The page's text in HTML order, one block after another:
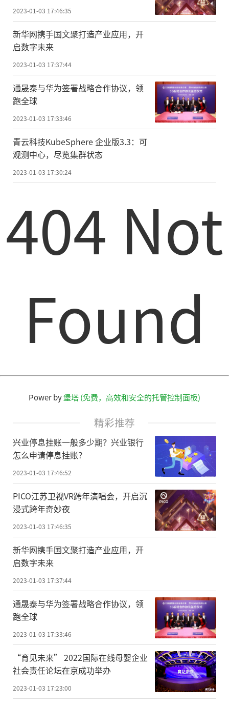
2023-01-03 17:46:35
新华网携手国文聚打造产业应用，开
启数字未来
2023-01-03 17:37:44
通晟泰与华为签署战略合作协议，领
跑全球
2023-01-03 17:33:46
青云科技KubeSphere 企业版3.3：可
观测中心，尽览集群状态
2023-01-03 17:30:24
404 Not
Found
Power by堡塔 (免费，高效和安全的托管控制面板)
精彩推荐
兴业停息挂账一般多少期？兴业银行
怎么申请停息挂账？
2023-01-03 17:46:52
PICO江苏卫视VR跨年演唱会，开启沉
浸式跨年奇妙夜
2023-01-03 17:46:35
新华网携手国文聚打造产业应用，开
启数字未来
2023-01-03 17:37:44
通晟泰与华为签署战略合作协议，领
跑全球
2023-01-03 17:33:46
“育见未来” 2022国际在线母婴企业
社会责任论坛在京成功举办
2023-01-03 17:23:00